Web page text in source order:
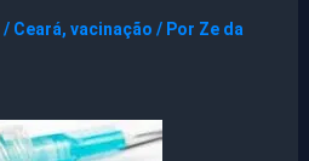
/ Ceará, vacinação / Por Ze da